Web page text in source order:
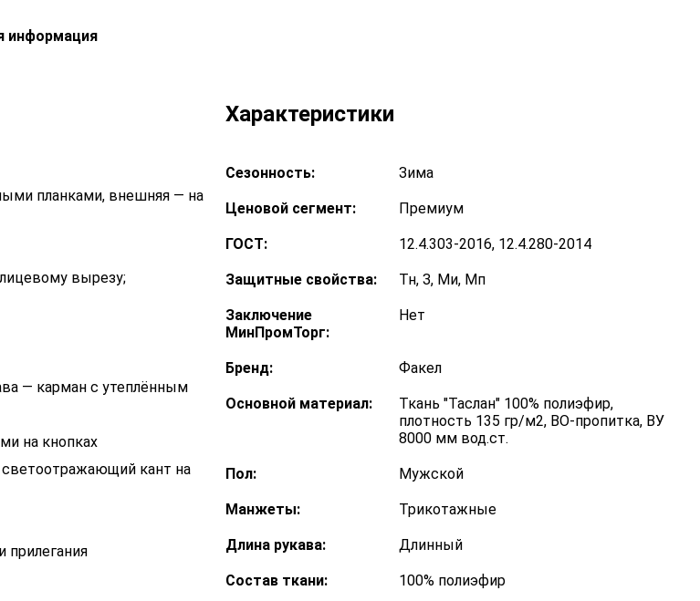
информация
планками, внешняя — на
вырезу;
— карман с утеплённым
на кнопках
кант на
прилегания
Характеристики
Сезонность: Зима
Ценовой сегмент: Премиум
ГОСТ: 12.4.303-2016, 12.4.280-2014
Защитные свойства: Тн, З, Ми, Мп
Заключение
МинПромТорг:
Нет
Бренд: Факел
Основной материал:
Ткань "Таслан" 100% полиэфир,
плотность 135 гр/м2, ВО-пропитка, ВУ
8000 мм вод.ст.
Пол: Мужской
Манжеты: Трикотажные
Длина рукава: Длинный
Состав ткани: 100% полиэфир